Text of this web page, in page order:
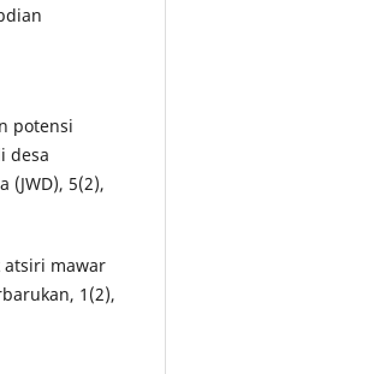
potensi
desa
5(2),
atsiri mawar
1(2),